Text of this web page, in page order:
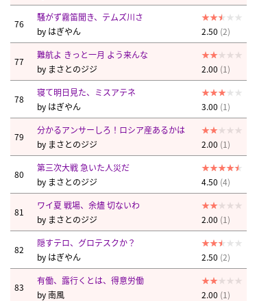
76
騒がず霧笛聞き、テムズ川さ
by はぎやん 2.50 (2)
77
難航よ きっと一月 よう来んな
by まさとのジジ 2.00 (1)
78
寝て明日見た、ミスアテネ
by はぎやん 3.00 (1)
79
分かるアンサーしろ！ロシア産あるかは
by まさとのジジ 2.00 (1)
80
第三次大戦 急いた人災だ
by まさとのジジ 4.50 (4)
81
ワイ夏 戦場、余燼 切ないわ
by まさとのジジ 2.00 (1)
82
隠すテロ、グロテスクか？
by はぎやん 2.50 (2)
83
有働、露行くとは、得意労働
by南風 2.00 (1)